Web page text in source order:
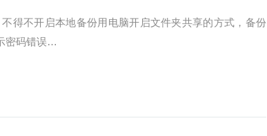
得不开启本地备份用电脑开启文件夹共享的方式，备份
密码错误…